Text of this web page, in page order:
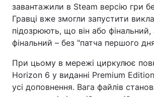
завантажили в Steam версію гри
Гравці вже змогли запустити
підозрюють, що він або
фінальний – без "патча першого
При цьому в мережі циркулює
Horizon 6 у виданні Premium
усі доповнення. Вага файлів